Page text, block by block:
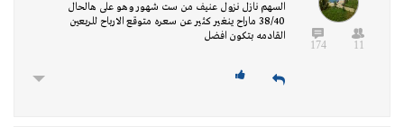
11
174
السهم نازل نزول عنيف من ست شهور وهو على هالحال
38/40 ماراح ينغير كثير عن سعره متوقع الارباح للربعين
القادمه بتكون افضل